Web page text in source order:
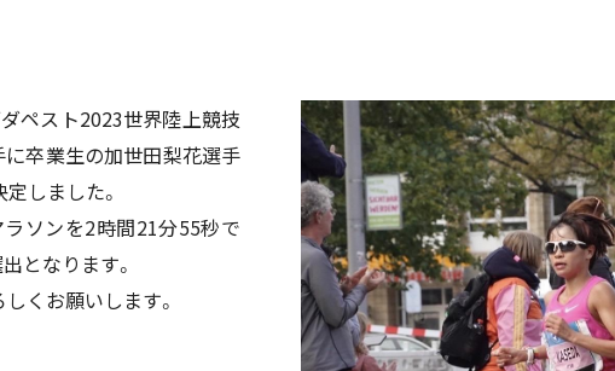
ダペスト2023世界陸上競技
卒業生の加世田梨花選手
しました。
ソンを2時間21分55秒で
となります。
くお願いします。